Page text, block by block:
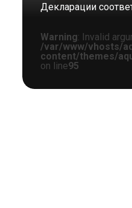
Декларации
Warning: Invalid
/var/www/vhosts/
content/themes/
on line95